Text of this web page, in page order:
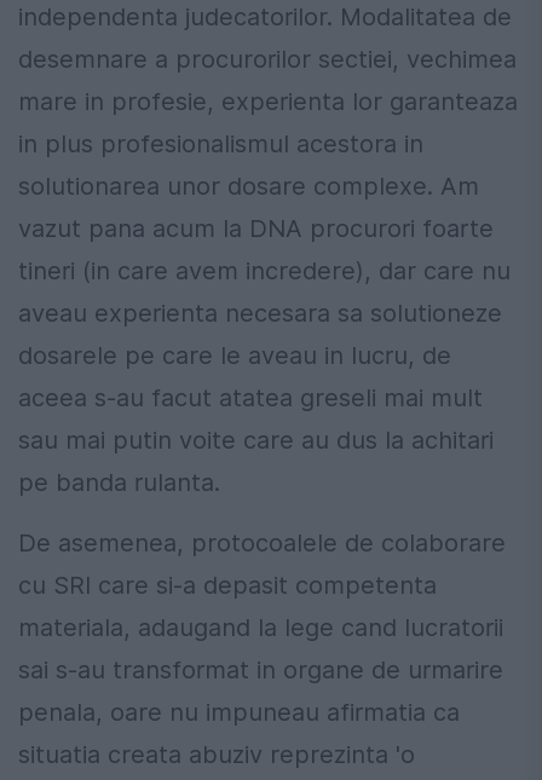
independenta judecatorilor. Modalitatea de
desemnare a procurorilor sectiei, vechimea
mare in profesie, experienta lor garanteaza
in plus profesionalismul acestora in
solutionarea unor dosare complexe. Am
vazut pana acum la DNA procurori foarte
tineri (in care avem incredere), dar care nu
aveau experienta necesara sa solutioneze
dosarele pe care le aveau in lucru, de
aceea s-au facut atatea greseli mai mult
sau mai putin voite care au dus la achitari
pe banda rulanta.
De asemenea, protocoalele de colaborare
cu SRI care si-a depasit competenta
materiala, adaugand la lege cand lucratorii
sai s-au transformat in organe de urmarire
penala, oare nu impuneau afirmatia ca
situatia creata abuziv reprezinta 'o